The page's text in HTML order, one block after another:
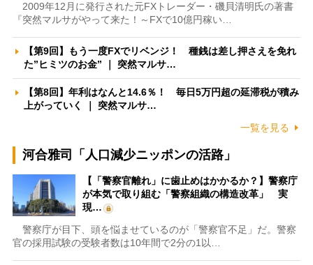
2009年12月に発行された元FXトレーダー・磯貝清明氏の著書
『突然マルサがやって来た！～FXで10億円稼い…
【第9回】もう一度FXでリベンジ！ 種銭は差し押さえを免れ
た”ヒミツのお金” ｜ 突然マルサ…
【第8回】年利はなんと14.6％！ 毎日5万円超の延滞税が積み
上がっていく ｜ 突然マルサ…
一覧を見る
河合雅司「人口減少ニッポンの活路」
【「警察官離れ」に歯止めはかかるか？】警察庁
が本気で取り組む「警察組織の構造改革」 実
現…
警察庁が目下、頭を悩ませているのが「警察官不足」だ。警察
官の採用試験の受験者数は10年間で2分の1以…